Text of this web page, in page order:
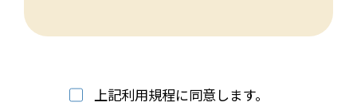
上記利用規程に同意します。